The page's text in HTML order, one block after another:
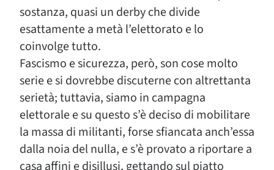
sostanza, quasi un derby che divide
esattamente a metà l’elettorato e lo
coinvolge tutto.
Fascismo e sicurezza, però, son cose molto
serie e si dovrebbe discuterne con altrettanta
serietà; tuttavia, siamo in campagna
elettorale e su questo s’è deciso di mobilitare
la massa di militanti, forse sfiancata anch’essa
dalla noia del nulla, e s’è provato a riportare a
casa affini e disillusi, gettando sul piatto